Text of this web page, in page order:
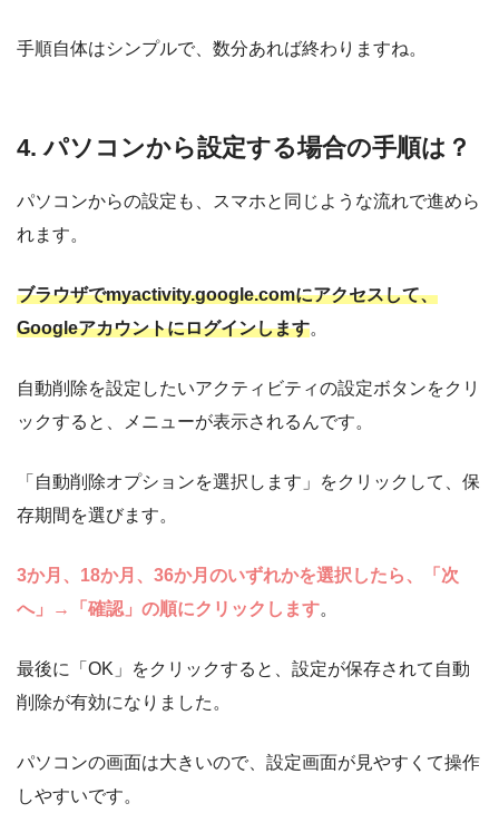
手順自体はシンプルで、数分あれば終わりますね。
4. パソコンから設定する場合の手順は？
パソコンからの設定も、スマホと同じような流れで進めら
れます。
ブラウザでmyactivity.google.comにアクセスして、
Googleアカウントにログインします。
自動削除を設定したいアクティビティの設定ボタンをクリ
ックすると、メニューが表示されるんです。
「自動削除オプションを選択します」をクリックして、保
存期間を選びます。
3か月、18か月、36か月のいずれかを選択したら、「次
へ」→「確認」の順にクリックします。
最後に「OK」をクリックすると、設定が保存されて自動
削除が有効になりました。
パソコンの画面は大きいので、設定画面が見やすくて操作
しやすいです。